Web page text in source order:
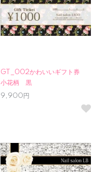
GT_002かわいいギフト券
小花柄 黒
9,900円